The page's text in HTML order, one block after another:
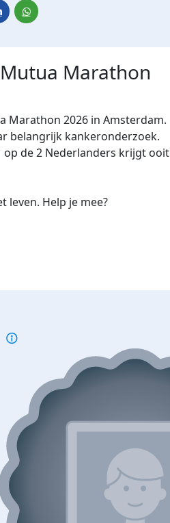
Marathon
Marathon 2026 in Amsterdam.
belangrijk kankeronderzoek.
de 2 Nederlanders krijgt ooit
leven. Help je mee?